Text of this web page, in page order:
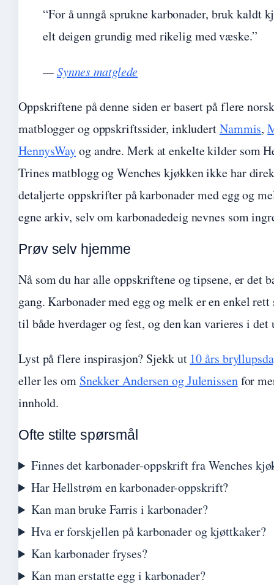
“For å unngå sprukne karbonader, bruk kaldt
elt deigen grundig med rikelig med væske.”
—Synnes matglede
Oppskriftene på denne siden er basert på flere
matblogger og oppskriftssider, inkludertNammis,
HennysWayog andre. Merk at enkelte kilder som
Trines matblogg og Wenches kjøkken ikke har
detaljerte oppskrifter på karbonader med egg og
egne arkiv, selv om karbonadedeig nevnes som
Prøv selv hjemme
Nå som du har alle oppskriftene og tipsene, er det
gang. Karbonader med egg og melk er en enkel rett
til både hverdager og fest, og den kan varieres i det
Lyst på flere inspirasjon? Sjekk ut 10 års
eller les om Snekker Andersen og Julenissenfor
innhold.
Ofte stilte spørsmål
Finnes det karbonader-oppskrift fra Wenches
Har Hellstrøm en karbonader-oppskrift?
Kan man bruke Farris i karbonader?
Hva er forskjellen på karbonader og kjøttkaker?
Kan karbonader fryses?
Kan man erstatte egg i karbonader?